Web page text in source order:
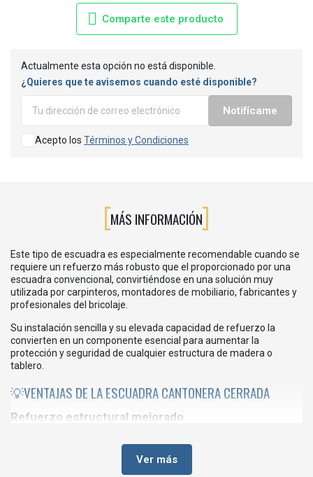
Comparte este producto
Actualmente esta opción no está disponible.
¿Quieres que te avisemos cuando esté disponible?
Notifícame
Acepto los Términos y Condiciones
MÁS INFORMACIÓN
Este tipo de escuadra es especialmente recomendable cuando se
requiere un refuerzo más robusto que el proporcionado por una
escuadra convencional, convirtiéndose en una solución muy
utilizada por carpinteros, montadores de mobiliario, fabricantes y
profesionales del bricolaje.
Su instalación sencilla y su elevada capacidad de refuerzo la
convierten en un componente esencial para aumentar la
protección y seguridad de cualquier estructura de madera o
tablero.
💡VENTAJAS DE LA ESCUADRA CANTONERA CERRADA
Refuerzo estructural mejorado
Ver más